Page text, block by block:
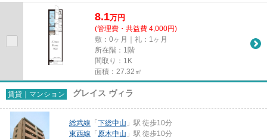
り、移動範囲も広がります。こ...
8.1万円
(管理費・共益費 4,000円)
敷：0ヶ月｜礼：1ヶ月
所在階：1階
間取り：1K
面積：27.32㎡
賃貸｜マンション グレイス ヴィラ
総武線 「 下総中山 」駅 徒歩10分
東西線 「 原木中山 」駅 徒歩10分